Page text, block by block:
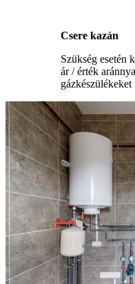
Csere kazán
Szükség esetén
ár / érték